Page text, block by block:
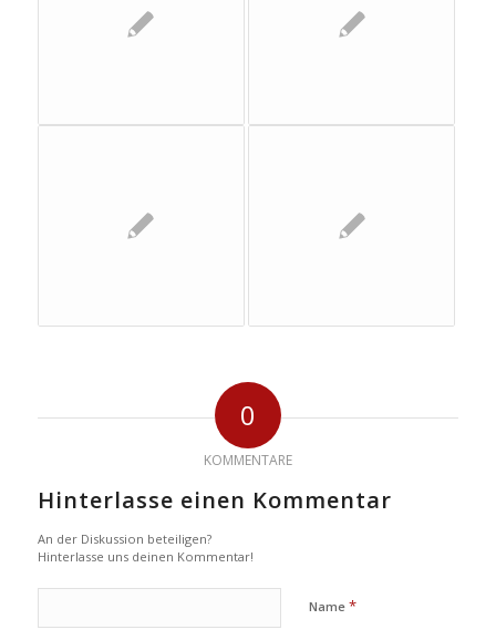
0
KOMMENTARE
Hinterlasse einen Kommentar
An der Diskussion beteiligen?
Hinterlasse uns deinen Kommentar!
Name *